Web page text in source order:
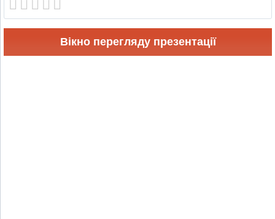
Вікно перегляду презентації